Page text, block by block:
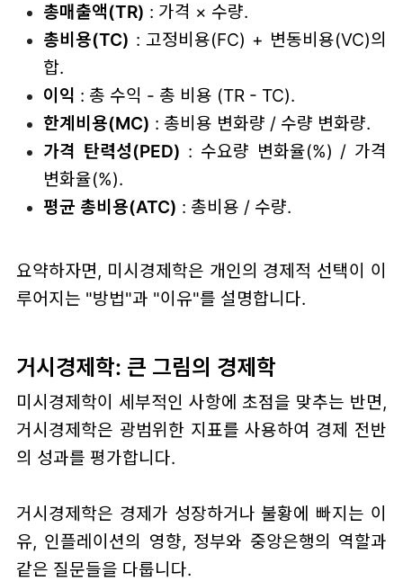
총매출액(TR) : 가격 × 수량.
총비용(TC) : 고정비용(FC) + 변동비용(VC)의
합.
이익 : 총 수익 - 총 비용 (TR - TC).
한계비용(MC) : 총비용 변화량 / 수량 변화량.
가격 탄력성(PED) : 수요량 변화율(%) / 가격
변화율(%).
평균 총비용(ATC) : 총비용 / 수량.
요약하자면, 미시경제학은 개인의 경제적 선택이 이
루어지는 "방법"과 "이유"를 설명합니다.
거시경제학: 큰 그림의 경제학
미시경제학이 세부적인 사항에 초점을 맞추는 반면,
거시경제학은 광범위한 지표를 사용하여 경제 전반
의 성과를 평가합니다.
거시경제학은 경제가 성장하거나 불황에 빠지는 이
유, 인플레이션의 영향, 정부와 중앙은행의 역할과
같은 질문들을 다룹니다.